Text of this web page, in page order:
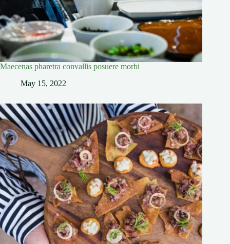
Maecenas pharetra convallis posuere morbi
May 15, 2022